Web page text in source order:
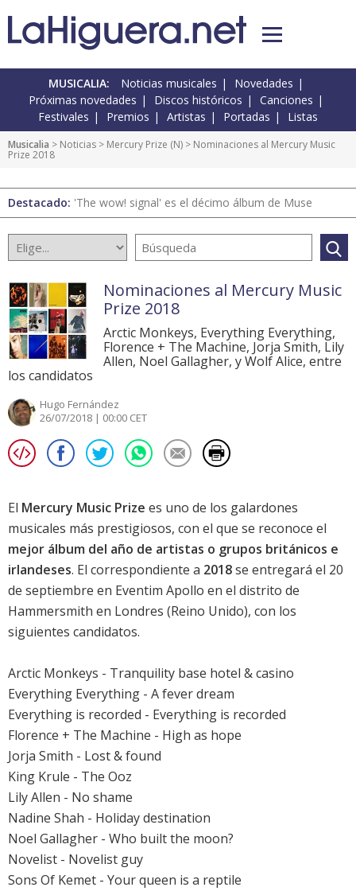
MUSICALIA: Noticias musicales
Novedades
Próximas novedades
Discos históricos
Canciones
Festivales
Premios Artistas Portadas Listas
Musicalia > Noticias > Mercury Prize (N) > Nominaciones al Mercury Music
Prize 2018
Destacado: 'The wow! signal' es el décimo álbum de Muse
Nominaciones al Mercury Music
Prize 2018
Arctic Monkeys, Everything Everything,
Florence + The Machine, Jorja Smith, Lily
Allen, Noel Gallagher, y Wolf Alice, entre
los candidatos
Hugo Fernández
26/07/2018 | 00:00 CET
El Mercury Music Prize es uno de los galardones
musicales más prestigiosos, con el que se reconoce el
mejor álbum del año de artistas o grupos británicos e
irlandeses. El correspondiente a 2018se entregará el 20
de septiembre en Eventim Apollo en el distrito de
Hammersmith en Londres (Reino Unido), con los
siguientes candidatos.
Arctic Monkeys - Tranquility base hotel & casino
Everything Everything - A fever dream
Everything is recorded - Everything is recorded
Florence + The Machine - High as hope
Jorja Smith - Lost & found
King Krule - The Ooz
Lily Allen - No shame
Nadine Shah - Holiday destination
Noel Gallagher - Who built the moon?
Novelist - Novelist guy
Sons Of Kemet - Your queen is a reptile